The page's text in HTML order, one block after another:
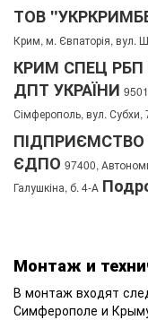
ТОВ
Крим, м. Євпаторія, вул.
КРИМ СПЕЦ
ДПТ УКРАЇНИ
Сімферополь, вул. Субхи,
ЄДПО 97400,
Галушкіна, б. 4-А
Монтаж и
В монтаж входят
Симферополе и